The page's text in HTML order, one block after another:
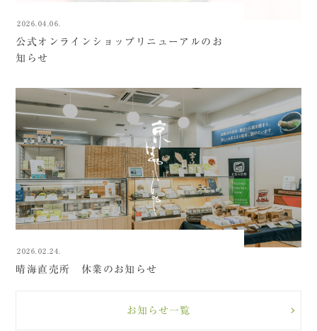
2026.04.06.
公式オンラインショップリニューアルのお
知らせ
2026.02.24.
晴海直売所 休業のお知らせ
お知らせ一覧